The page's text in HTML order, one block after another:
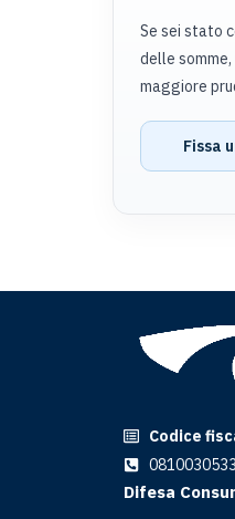
Se sei stato
delle
maggiore
Fissa
Codice
0810030533
Difesa